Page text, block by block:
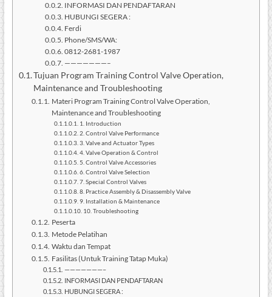
INFORMASI DAN PENDAFTARAN
HUBUNGI SEGERA :
Ferdi
Phone/SMS/WA:
0812-2681-1987
———————–
Tujuan Program Training Control Valve Operation,
Maintenance and Troubleshooting
Materi Program Training Control Valve Operation,
Maintenance and Troubleshooting
1. Introduction
2. Control Valve Performance
3. Valve and Actuator Types
4. Valve Operation & Control
5. Control Valve Accessories
6. Control Valve Selection
7. Special Control Valves
8. Practice Assembly & Disassembly Valve
9. Installation & Maintenance
10. Troubleshooting
Peserta
Metode Pelatihan
Waktu dan Tempat
Fasilitas (Untuk Training Tatap Muka)
———————–
INFORMASI DAN PENDAFTARAN
HUBUNGI SEGERA :